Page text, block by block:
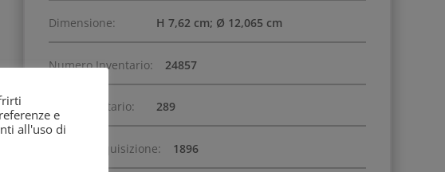
Dimensione: H 7,62 cm; Ø 12,065 cm
Numero Inventario: 24857
Altro Inventario: 289
Data di Acquisizione: 1896
e
all'uso di